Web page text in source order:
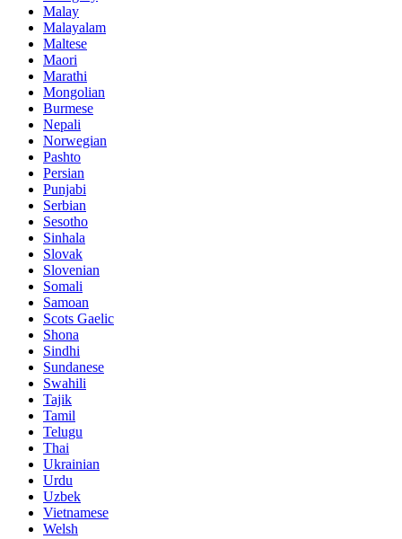
Malay
Malayalam
Maltese
Maori
Marathi
Mongolian
Burmese
Nepali
Norwegian
Pashto
Persian
Punjabi
Serbian
Sesotho
Sinhala
Slovak
Slovenian
Somali
Samoan
Scots Gaelic
Shona
Sindhi
Sundanese
Swahili
Tajik
Tamil
Telugu
Thai
Ukrainian
Urdu
Uzbek
Vietnamese
Welsh